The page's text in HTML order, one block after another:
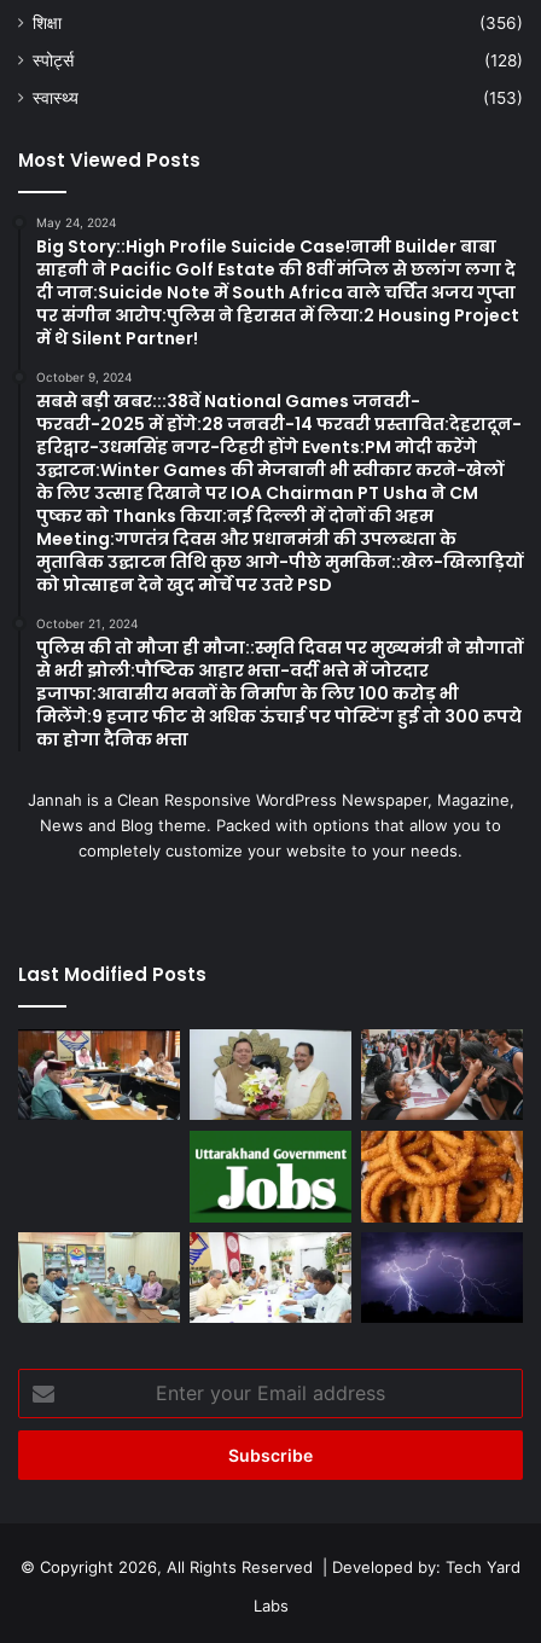
शिक्षा
(356)
स्पोर्ट्स
(128)
स्वास्थ्य
(153)
Most Viewed Posts
May 24, 2024
Big Story::High Profile Suicide Case!नामी Builder बाबा
साहनी ने Pacific Golf Estate की 8वीं मंजिल से छलांग लगा दे
दी जान:Suicide Note में South Africa वाले चर्चित अजय गुप्ता
पर संगीन आरोप:पुलिस ने हिरासत में लिया:2 Housing Project
में थे Silent Partner!
October 9, 2024
सबसे बड़ी खबर:::38वें National Games जनवरी-
फरवरी-2025 में होंगे:28 जनवरी-14 फरवरी प्रस्तावित:देहरादून-
हरिद्वार-उधमसिंह नगर-टिहरी होंगे Events:PM मोदी करेंगे
उद्घाटन:Winter Games की मेजबानी भी स्वीकार करने-खेलों
के लिए उत्साह दिखाने पर IOA Chairman PT Usha ने CM
पुष्कर को Thanks किया:नई दिल्ली में दोनों की अहम
Meeting:गणतंत्र दिवस और प्रधानमंत्री की उपलब्धता के
मुताबिक उद्घाटन तिथि कुछ आगे-पीछे मुमकिन::खेल-खिलाड़ियों
को प्रोत्साहन देने खुद मोर्चे पर उतरे PSD
October 21, 2024
पुलिस की तो मौजा ही मौजा::स्मृति दिवस पर मुख्यमंत्री ने सौगातों
से भरी झोली:पौष्टिक आहार भत्ता-वर्दी भत्ते में जोरदार
इजाफा:आवासीय भवनों के निर्माण के लिए 100 करोड़ भी
मिलेंगे:9 हजार फीट से अधिक ऊंचाई पर पोस्टिंग हुई तो 300 रूपये
का होगा दैनिक भत्ता
Jannah is a Clean Responsive WordPress Newspaper, Magazine,
News and Blog theme. Packed with options that allow you to
completely customize your website to your needs.
Last Modified Posts
your
Email
© Copyright 2026, All Rights Reserved | Developed by: Tech Yard
Labs